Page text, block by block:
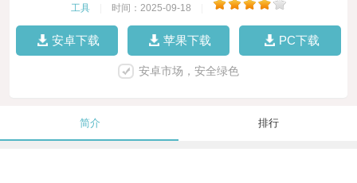
工具 时间：2025-09-18
安卓下载 苹果下载 PC下载
安卓市场，安全绿色
简介 排行